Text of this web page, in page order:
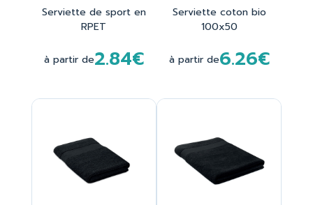
Serviette de sport en
RPET
à partir de2.84€
Serviette coton bio
100x50
à partir de6.26€